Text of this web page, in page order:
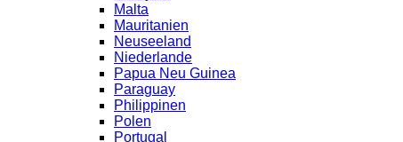
Malta
Mauritanien
Neuseeland
Niederlande
Papua Neu Guinea
Paraguay
Philippinen
Polen
Portugal